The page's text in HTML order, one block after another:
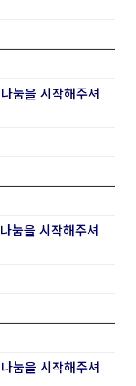
눔을 시작해주셔
눔을 시작해주셔
눔을 시작해주셔